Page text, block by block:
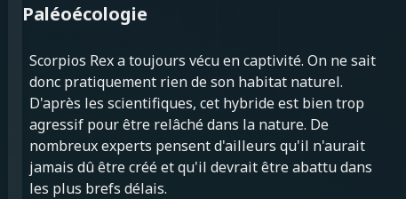
Paléoécologie
Scorpios Rex a toujours vécu en captivité. On ne sait
donc pratiquement rien de son habitat naturel.
D'après les scientifiques, cet hybride est bien trop
agressif pour être relâché dans la nature. De
nombreux experts pensent d'ailleurs qu'il n'aurait
jamais dû être créé et qu'il devrait être abattu dans
les plus brefs délais.